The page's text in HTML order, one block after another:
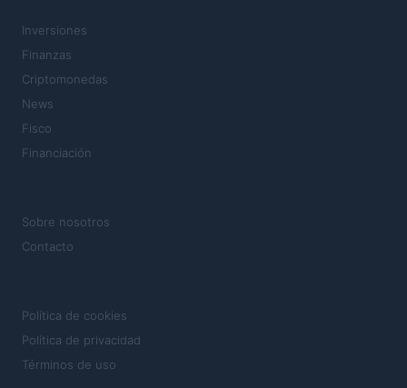
Inversiones
Finanzas
Criptomonedas
News
Fisco
Financiación
Sobre nosotros
Contacto
Política de cookies
Política de privacidad
Términos de uso